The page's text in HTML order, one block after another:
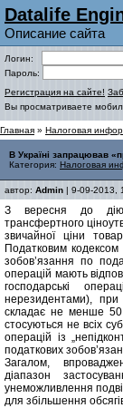
Datalife
Описание сайта
Логин:
Пароль:
Регистрация на сайте!
Вы просматриваете
Главная » Налоговая
В Україні запрацював
Категория: Налоговая
автор: Admin | 9-09-2013,
З вересня до
трансфертного
звичайної ціни
Податковим
зобов’язання по
операцій мають
господарські
нерезидентами),
складає не менше 50
стосуються не всіх
операцій із
податкових
Загалом,
діапазон
унеможливлення
для збільшення